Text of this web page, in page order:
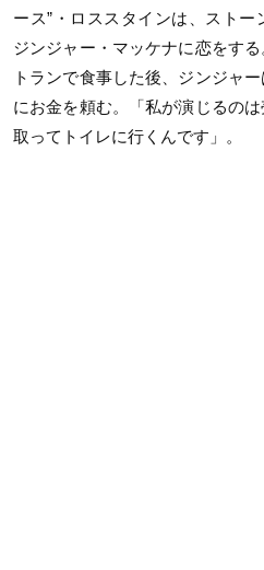
ース”・ロススタインは、スト
ジンジャー・マッケナに恋をす
トランで食事した後、ジンジャ
にお金を頼む。「私が演じるの
取ってトイレに行くんです」。